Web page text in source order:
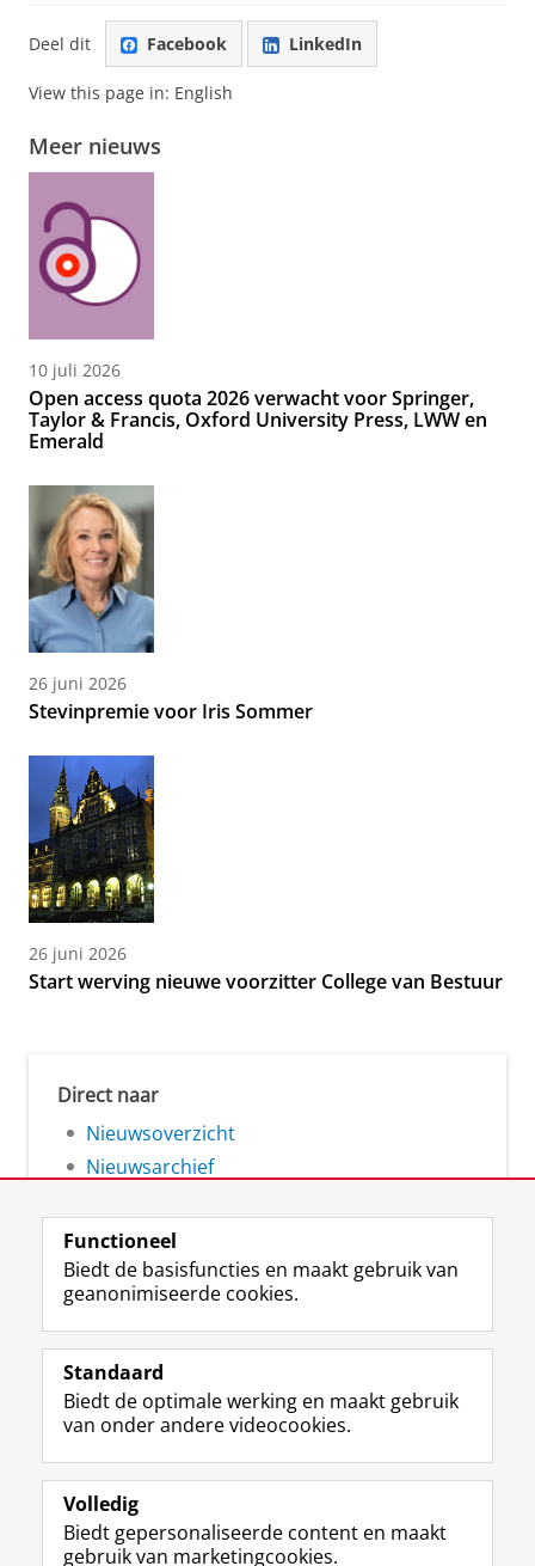
Deel dit Facebook LinkedIn
View this page in: English
Meer nieuws
10 juli 2026
Open access quota 2026 verwacht voor Springer,
Taylor & Francis, Oxford University Press, LWW en
Emerald
26 juni 2026
Stevinpremie voor Iris Sommer
26 juni 2026
Start werving nieuwe voorzitter College van Bestuur
Direct naar
Nieuwsoverzicht
Nieuwsarchief
Volg de RUG
F
a
e
b
o
p
a
L
i
k
e
I
-
p
R
S
-
f
e
R
I
n
t
r
m
Y
o
T
e
k
Studiekiezers
Alumni
Over ons
Functioneel
Biedt de basisfuncties en maakt gebruik van
geanonimiseerde cookies.
Standaard
Biedt de optimale werking en maakt gebruik
van onder andere videocookies.
Volledig
Biedt gepersonaliseerde content en maakt
gebruik van marketingcookies.